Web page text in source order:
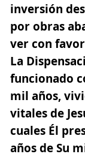
inversión
por obras
ver con
La
funcionado
mil años,
vitales de
cuales Él
años de Su